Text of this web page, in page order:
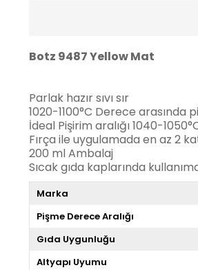
Botz 9487 Yellow Mat
Parlak hazır sıvı sır
1020-1100°C Derece arasında
İdeal Pişirim aralığı 1040-
Fırça ile uygulamada en az 2
200 ml Ambalaj
Sıcak gıda kaplarında
Marka
Pişme Derece Aralığı
Gıda Uygunluğu
Altyapı Uyumu